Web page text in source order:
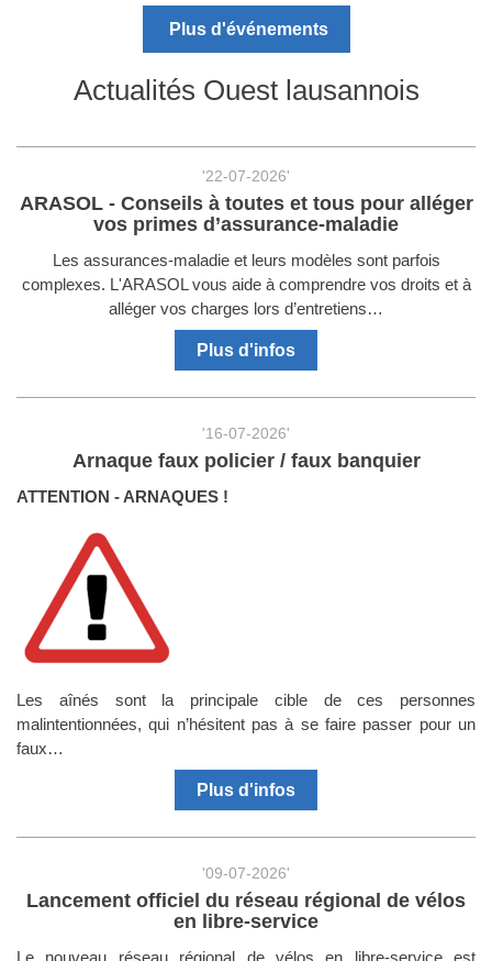
Plus d'événements
Actualités Ouest lausannois
'22-07-2026'
ARASOL - Conseils à toutes et tous pour alléger
vos primes d’assurance-maladie
Les assurances-maladie et leurs modèles sont parfois
complexes. L'ARASOL vous aide à comprendre vos droits et à
alléger vos charges lors d’entretiens…
Plus d'infos
'16-07-2026'
Arnaque faux policier / faux banquier
ATTENTION - ARNAQUES !
Les aînés sont la principale cible de ces personnes
malintentionnées, qui n’hésitent pas à se faire passer pour un
faux…
Plus d'infos
'09-07-2026'
Lancement officiel du réseau régional de vélos
en libre-service
Le nouveau réseau régional de vélos en libre-service est